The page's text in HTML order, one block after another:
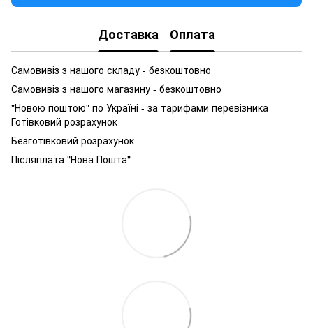
Доставка Оплата
Самовивіз з нашого складу - безкоштовно
Самовивіз з нашого магазину - безкоштовно
"Новою поштою" по Україні - за тарифами перевізника
Готівковий розрахунок
Безготівковий розрахунок
Післяплата "Нова Пошта"